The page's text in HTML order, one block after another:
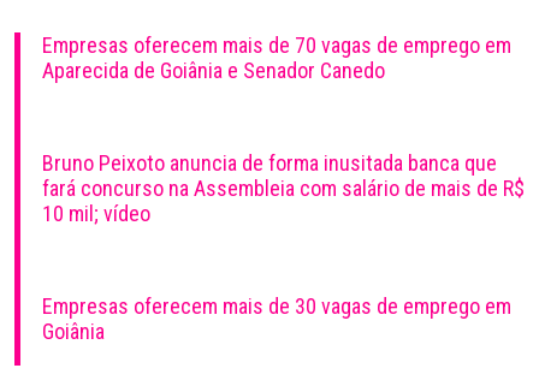
Empresas oferecem mais de 70 vagas de emprego em
Aparecida de Goiânia e Senador Canedo
Bruno Peixoto anuncia de forma inusitada banca que
fará concurso na Assembleia com salário de mais de R$
10 mil; vídeo
Empresas oferecem mais de 30 vagas de emprego em
Goiânia